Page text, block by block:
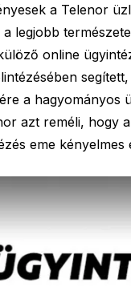
a Telenor
legjobb
online
a hagyományos
azt reméli, hogy
eme